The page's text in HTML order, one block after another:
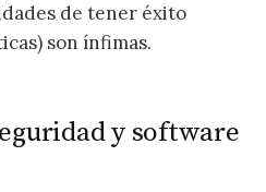
de tener éxito
son ínfimas.
y software